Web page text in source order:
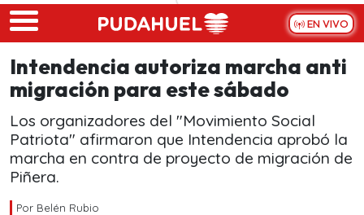
Skip to main content
EN VIVO
Intendencia autoriza marcha anti
migración para este sábado
Los organizadores del "Movimiento Social
Patriota" afirmaron que Intendencia aprobó la
marcha en contra de proyecto de migración de
Piñera.
Por Belén Rubio